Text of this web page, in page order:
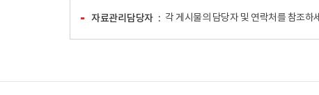
자료관리담당자 각 게시물의 담당자 및 연락처를 참조하